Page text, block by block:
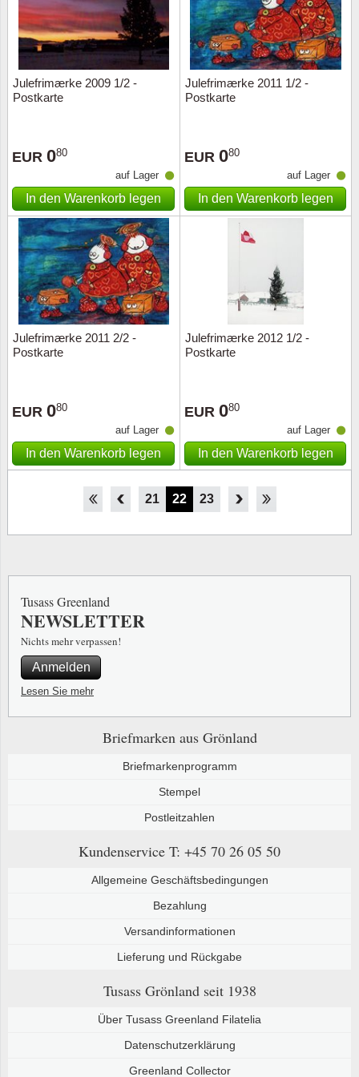
Julefrimærke 2009 1/2 -
Postkarte
EUR 080
auf Lager
In den Warenkorb legen
Julefrimærke 2011 1/2 -
Postkarte
EUR 080
auf Lager
In den Warenkorb legen
Julefrimærke 2011 2/2 -
Postkarte
EUR 080
auf Lager
In den Warenkorb legen
Julefrimærke 2012 1/2 -
Postkarte
EUR 080
auf Lager
In den Warenkorb legen
19 20 21 22 23 24 25
Briefmarken aus Grönland
Briefmarkenprogramm
Stempel
Postleitzahlen
Kundenservice T: +45 70 26 05 50
Allgemeine Geschäftsbedingungen
Bezahlung
Versandinformationen
Lieferung und Rückgabe
Tusass Grönland seit 1938
Über Tusass Greenland Filatelia
Datenschutzerklärung
Greenland Collector
Tusass Greenland
NEWSLETTER
Nichts mehr verpassen!
Anmelden
Lesen Sie mehr